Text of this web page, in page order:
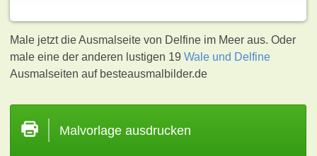
Male jetzt die Ausmalseite von Delfine im Meer aus. Oder
male eine der anderen lustigen 19Wale und Delfine
Ausmalseiten auf besteausmalbilder.de
Malvorlage ausdrucken